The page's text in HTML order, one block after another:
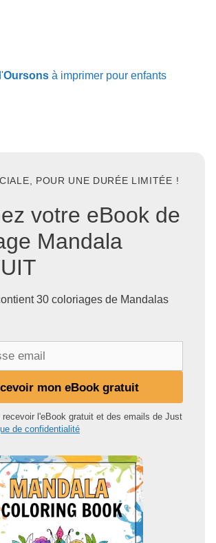
Oursons à imprimer pour enfants
POUR UNE DURÉE LIMITÉE !
votre eBook de
Mandala
30 coloriages de Mandalas
mon eBook gratuit
recevoir l'eBook gratuit et des emails de Just
de confidentialité